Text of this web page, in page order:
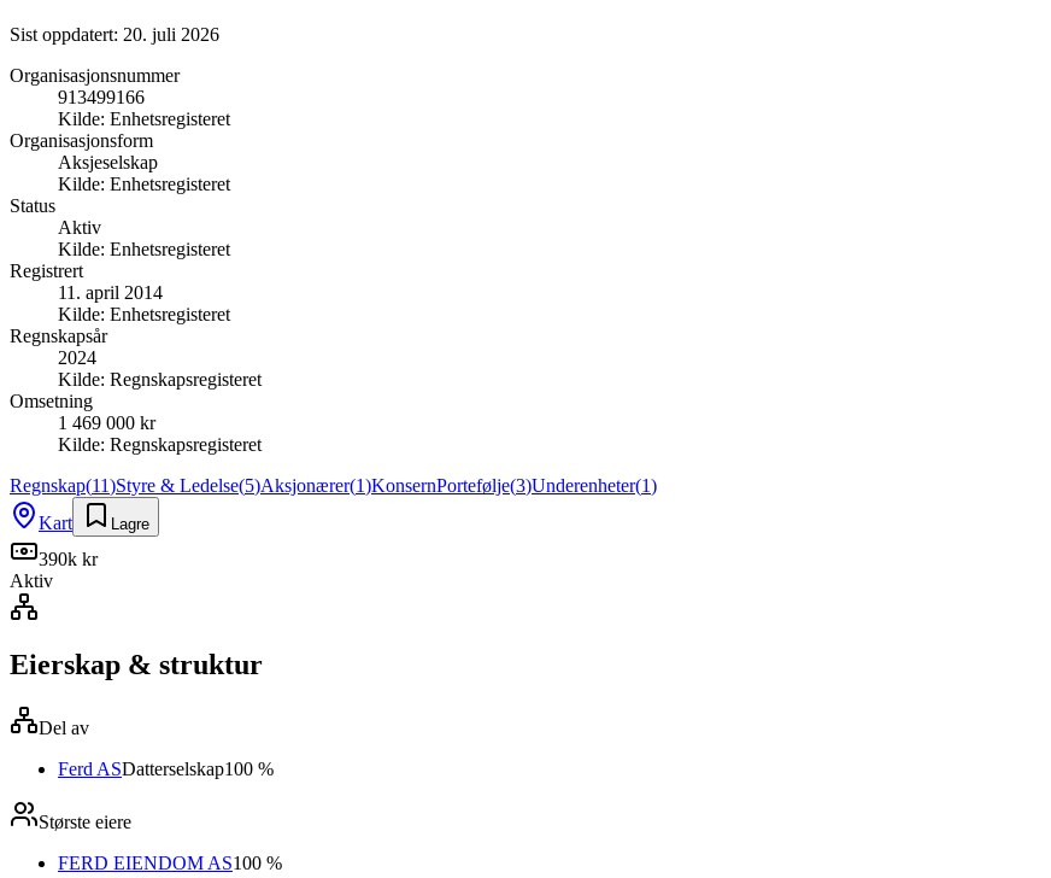
Sist oppdatert: 20. juli 2026
Organisasjonsnummer
913499166
Kilde: Enhetsregisteret
Organisasjonsform
Aksjeselskap
Kilde: Enhetsregisteret
Status
Aktiv
Kilde: Enhetsregisteret
Registrert
11. april 2014
Kilde: Enhetsregisteret
Regnskapsår
2024
Kilde: Regnskapsregisteret
Omsetning
1 469 000 kr
Kilde: Regnskapsregisteret
Regnskap(11)Styre & Ledelse(5)Aksjonærer(1)KonsernPortefølje(3)Underenheter(1)
Kart
Lagre
390k kr
Aktiv
Eierskap & struktur
Del av
Ferd ASDatterselskap100 %
Største eiere
FERD EIENDOM AS100 %